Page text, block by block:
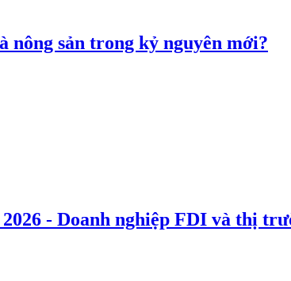
nông sản trong kỷ nguyên mới?
- Doanh nghiệp FDI và thị